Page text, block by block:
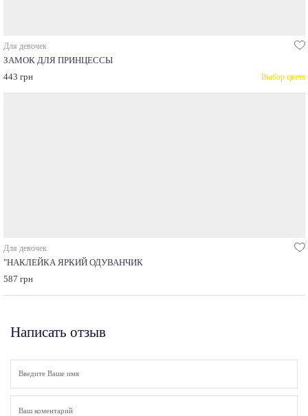
Для девочек
ЗАМОК ДЛЯ ПРИНЦЕССЫ
443 грн
Выбор цвета
Для девочек
"НАКЛЕЙКА ЯРКИЙ ОДУВАНЧИК
587 грн
Написать отзыв